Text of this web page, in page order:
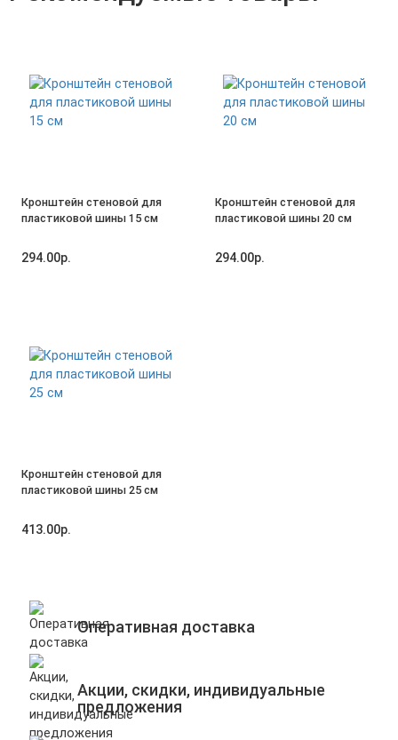
Кронштейн стеновой для
пластиковой шины 15 см
294.00р.
Кронштейн стеновой для
пластиковой шины 20 см
294.00р.
Кронштейн стеновой для
пластиковой шины 25 см
413.00р.
Оперативная доставка
Акции, скидки, индивидуальные
предложения